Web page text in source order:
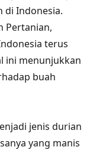
di Indonesia.
Pertanian,
terus
ini menunjukkan
buah
jenis durian
yang manis